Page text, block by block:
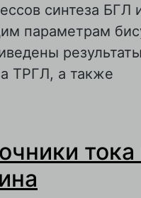
синтеза БГЛ
параметрам
результаты
ТРГЛ, а также
тока